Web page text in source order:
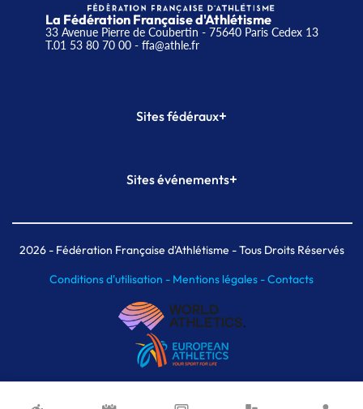
La Fédération Française d'Athlétisme
33 Avenue Pierre de Coubertin - 75640 Paris Cedex 13
T.01 53 80 70 00- ffa@athle.fr
Sites fédéraux+
Plateforme Formation
Sites événements+
Meeting de Paris indoor
MAIF Ekiden de Paris
2026- Fédération Française d'Athlétisme - Tous Droits Réservés
Conditions d'utilisation - Mentions légales -Contacts